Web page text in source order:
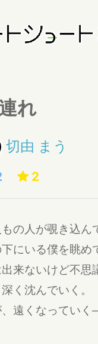
れ
切由 まう
2
の人が覗き込ん
にいる僕を眺め
来ないけど不思
く沈んでいく。
遠くなっていく